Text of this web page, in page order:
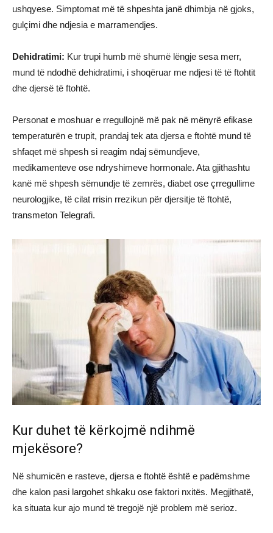
ushqyese. Simptomat më të shpeshta janë dhimbja në gjoks,
gulçimi dhe ndjesia e marramendjes.
Dehidratimi: Kur trupi humb më shumë lëngje sesa merr,
mund të ndodhë dehidratimi, i shoqëruar me ndjesi të të ftohtit
dhe djersë të ftohtë.
Personat e moshuar e rregullojnë më pak në mënyrë efikase
temperaturën e trupit, prandaj tek ata djersa e ftohtë mund të
shfaqet më shpesh si reagim ndaj sëmundjeve,
medikamenteve ose ndryshimeve hormonale. Ata gjithashtu
kanë më shpesh sëmundje të zemrës, diabet ose çrregullime
neurologjike, të cilat rrisin rrezikun për djersitje të ftohtë,
transmeton Telegrafi.
Kur duhet të kërkojmë ndihmë
mjekësore?
Në shumicën e rasteve, djersa e ftohtë është e padëmshme
dhe kalon pasi largohet shkaku ose faktori nxitës. Megjithatë,
ka situata kur ajo mund të tregojë një problem më serioz.